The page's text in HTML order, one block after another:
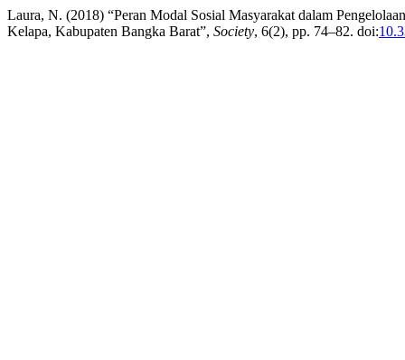
Laura, N. (2018) “Peran Modal Sosial Masyarakat dalam
Kelapa, Kabupaten Bangka Barat”, Society, 6(2), pp. 74–82. doi: